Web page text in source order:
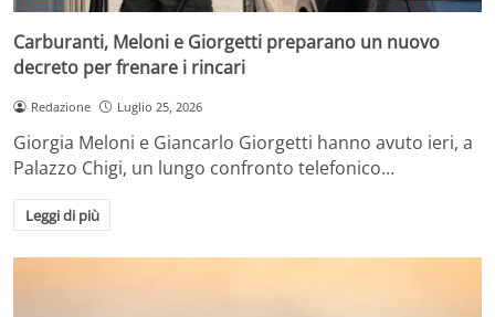
Carburanti, Meloni e Giorgetti preparano un nuovo
decreto per frenare i rincari
Redazione Luglio 25, 2026
Giorgia Meloni e Giancarlo Giorgetti hanno avuto ieri, a
Palazzo Chigi, un lungo confronto telefonico…
Leggi di più